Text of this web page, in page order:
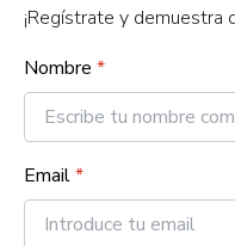
¡Regístrate y demuestra
Nombre *
Email*